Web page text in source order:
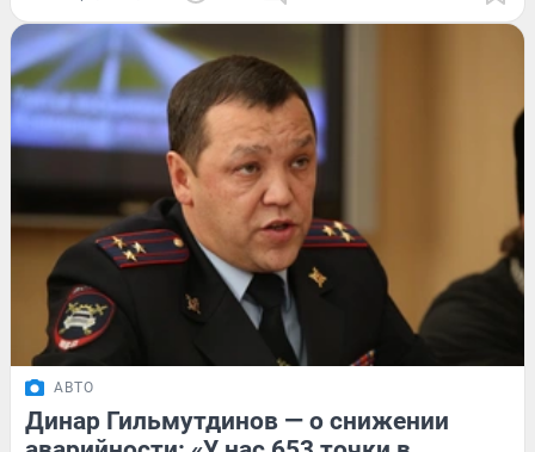
АВТО
Динар Гильмутдинов — о снижении